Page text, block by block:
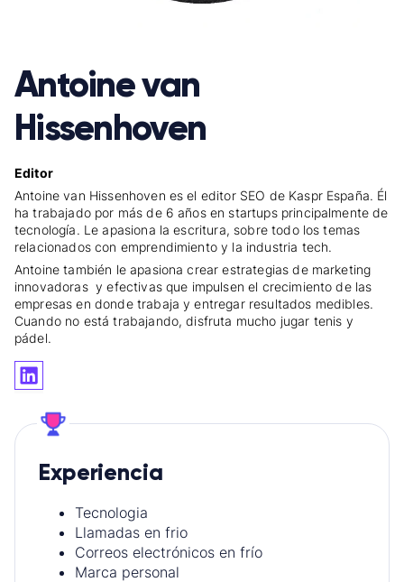
Antoine van
Hissenhoven
Editor
Antoine van Hissenhoven es el editor SEO de Kaspr España. Él
ha trabajado por más de 6 años en startups principalmente de
tecnología. Le apasiona la escritura, sobre todo los temas
relacionados con emprendimiento y la industria tech.
Antoine también le apasiona crear estrategias de marketing
innovadoras y efectivas que impulsen el crecimiento de las
empresas en donde trabaja y entregar resultados medibles.
Cuando no está trabajando, disfruta mucho jugar tenis y
pádel.
Experiencia
Tecnologia
Llamadas en frio
Correos electrónicos en frío
Marca personal